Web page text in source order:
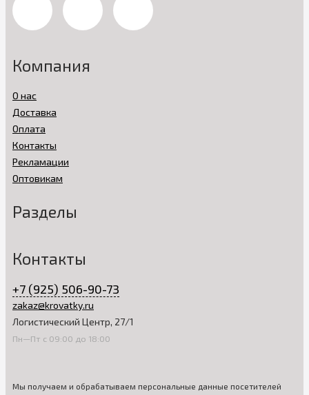
Компания
О нас
Доставка
Оплата
Контакты
Рекламации
Оптовикам
Разделы
Контакты
+7 (925) 506-90-73
zakaz@krovatky.ru
Логистический Центр, 27/1
Пн—Пт с 09:00 до 18:00
Мы получаем и обрабатываем персональные данные посетителей